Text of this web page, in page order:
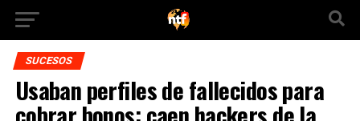
SUCESOS
Usaban perfiles de fallecidos para